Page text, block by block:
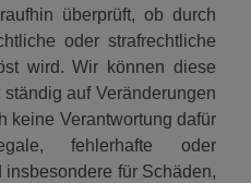
überprüft, ob durch
oder strafrechtliche
wird. Wir können diese
auf Veränderungen
keine Verantwortung dafür
fehlerhafte oder
für Schäden,